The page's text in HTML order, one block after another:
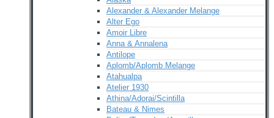
Alexander & Alexander Melange
Alter Ego
Amoir Libre
Anna & Annalena
Antilope
Aplomb/Aplomb Melange
Atahualpa
Atelier 1930
Athina/Adorai/Scintilla
Bateau & Nimes